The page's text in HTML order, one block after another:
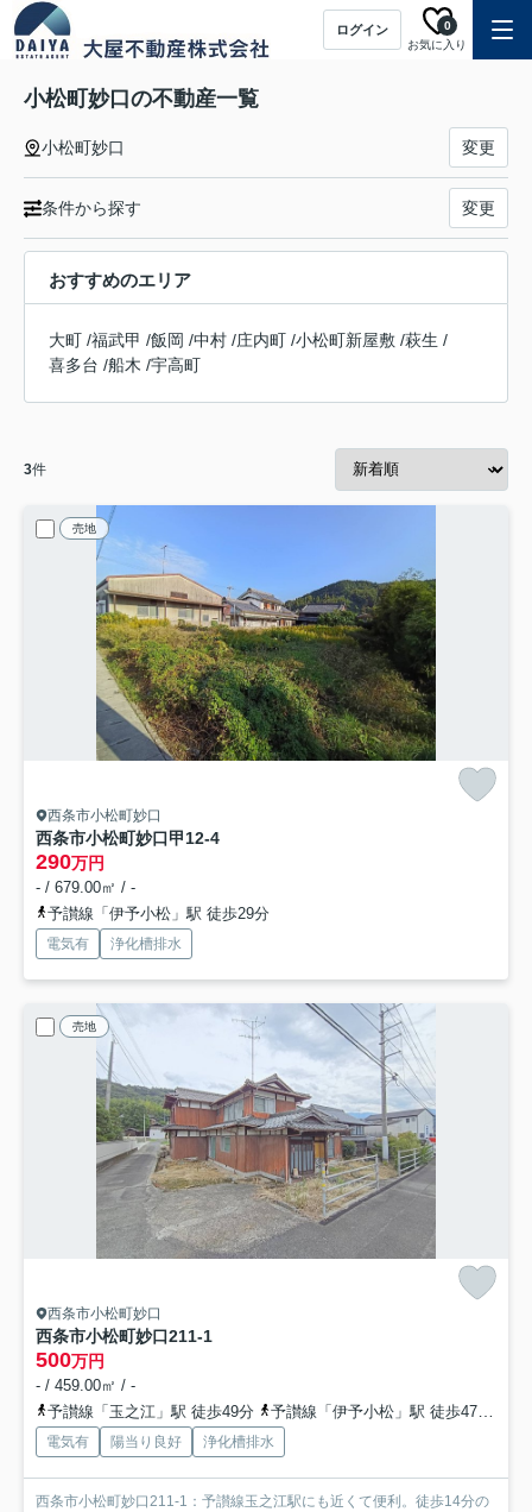
ログイン
お気に入り
0
小松町妙口の不動産一覧
小松町妙口 変更
条件から探す 変更
おすすめのエリア
大町 /福武甲 /飯岡 /中村 /庄内町 /小松町新屋敷 /萩生 /
喜多台 /船木 /宇高町
3件
売地
西条市小松町妙口
西条市小松町妙口甲12-4
290万円
- / 679.00㎡ / -
予讃線「伊予小松」駅 徒歩29分
電気有 浄化槽排水
売地
西条市小松町妙口
西条市小松町妙口211-1
500万円
- / 459.00㎡ / -
予讃線「玉之江」駅 徒歩49分
予讃線「伊予小松」駅 徒歩47分
電気有 陽当り良好 浄化槽排水
西条市小松町妙口211-1：予讃線玉之江駅にも近くて便利。徒歩14分の